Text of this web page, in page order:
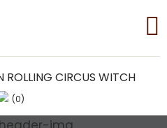
(0)